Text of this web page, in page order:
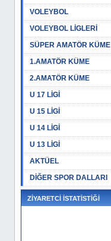
VOLEYBOL
VOLEYBOL LİGLERİ
SÜPER AMATÖR KÜME
1.AMATÖR KÜME
2.AMATÖR KÜME
U 17 LİGİ
U 15 LİGİ
U 14 LİGİ
U 13 LİGİ
AKTÜEL
DİĞER SPOR DALLARI
ZİYARETCİ İSTATİSTİĞİ